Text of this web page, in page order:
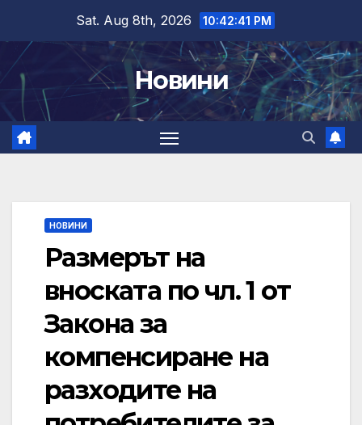
content
Sat. Aug 8th, 2026 10:42:42 PM
Новини
НОВИНИ
Размерът на
вноската по чл. 1 от
Закона за
компенсиране на
разходите на